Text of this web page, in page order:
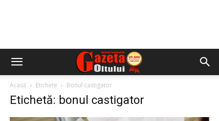
Acasă Etichete Bonul castigator
Etichetă: bonul castigator